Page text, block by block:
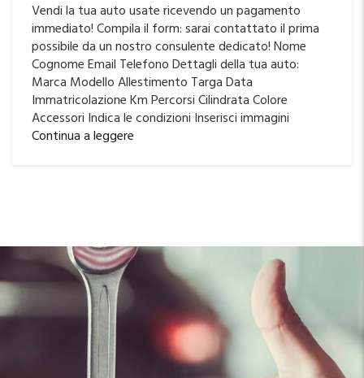
Vendi la tua auto usate ricevendo un pagamento
immediato! Compila il form: sarai contattato il prima
possibile da un nostro consulente dedicato! Nome
Cognome Email Telefono Dettagli della tua auto:
Marca Modello Allestimento Targa Data
Immatricolazione Km Percorsi Cilindrata Colore
Accessori Indica le condizioni Inserisci immagini
Continua a leggere